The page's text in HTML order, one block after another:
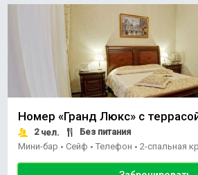
Номер «Гранд Люкс» с
2чел.
Без питания
Мини-бар • Сейф • Телефон • 2-спальная